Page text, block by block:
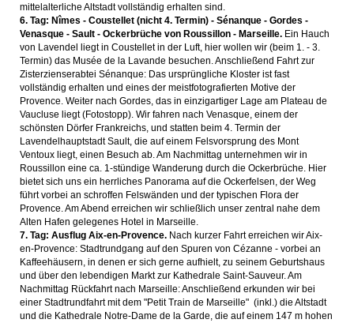
mittelalterliche Altstadt vollständig erhalten sind.
6. Tag: Nîmes - Coustellet (nicht 4. Termin) - Sénanque - Gordes -
Venasque - Sault - Ockerbrüche von Roussillon - Marseille. Ein Hauch
von Lavendel liegt in Coustellet in der Luft, hier wollen wir (beim 1. - 3.
Termin) das Musée de la Lavande besuchen. Anschließend Fahrt zur
Zisterzienserabtei Sénanque: Das ursprüngliche Kloster ist fast
vollständig erhalten und eines der meistfotografierten Motive der
Provence. Weiter nach Gordes, das in einzigartiger Lage am Plateau de
Vaucluse liegt (Fotostopp). Wir fahren nach Venasque, einem der
schönsten Dörfer Frankreichs, und statten beim 4. Termin der
Lavendelhauptstadt Sault, die auf einem Felsvorsprung des Mont
Ventoux liegt, einen Besuch ab. Am Nachmittag unternehmen wir in
Roussillon eine ca. 1-stündige Wanderung durch die Ockerbrüche. Hier
bietet sich uns ein herrliches Panorama auf die Ockerfelsen, der Weg
führt vorbei an schroffen Felswänden und der typischen Flora der
Provence. Am Abend erreichen wir schließlich unser zentral nahe dem
Alten Hafen gelegenes Hotel in Marseille.
7. Tag: Ausflug Aix-en-Provence. Nach kurzer Fahrt erreichen wir Aix-
en-Provence: Stadtrundgang auf den Spuren von Cézanne - vorbei an
Kaffeehäusern, in denen er sich gerne aufhielt, zu seinem Geburtshaus
und über den lebendigen Markt zur Kathedrale Saint-Sauveur. Am
Nachmittag Rückfahrt nach Marseille: Anschließend erkunden wir bei
einer Stadtrundfahrt mit dem "Petit Train de Marseille" (inkl.) die Altstadt
und die Kathedrale Notre-Dame de la Garde, die auf einem 147 m hohen